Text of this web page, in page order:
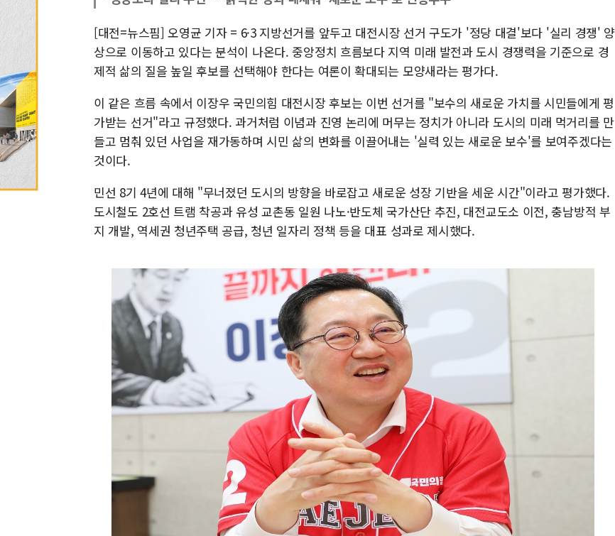
[대전=뉴스핌] 오영균 기자 = 6·3 지방선거를 앞두고 대전시장 선거 구도가 '정당 대결'보다 '실리 경쟁' 양
상으로 이동하고 있다는 분석이 나온다. 중앙정치 흐름보다 지역 미래 발전과 도시 경쟁력을 기준으로 경
제적 삶의 질을 높일 후보를 선택해야 한다는 여론이 확대되는 모양새라는 평가다.
이 같은 흐름 속에서 이장우 국민의힘 대전시장 후보는 이번 선거를 "보수의 새로운 가치를 시민들에게 평
가받는 선거"라고 규정했다. 과거처럼 이념과 진영 논리에 머무는 정치가 아니라 도시의 미래 먹거리를 만
들고 멈춰 있던 사업을 재가동하며 시민 삶의 변화를 이끌어내는 '실력 있는 새로운 보수'를 보여주겠다는
것이다.
민선 8기 4년에 대해 "무너졌던 도시의 방향을 바로잡고 새로운 성장 기반을 세운 시간"이라고 평가했다.
도시철도 2호선 트램 착공과 유성 교촌동 일원 나노·반도체 국가산단 추진, 대전교도소 이전, 충남방적 부
지 개발, 역세권 청년주택 공급, 청년 일자리 정책 등을 대표 성과로 제시했다.